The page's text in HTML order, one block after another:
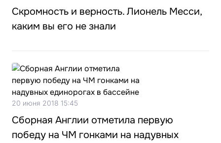
Скромность и верность. Лионель Месси,
каким вы его не знали
20 июня 2018 15:45
Сборная Англии отметила первую
победу на ЧМ гонками на надувных